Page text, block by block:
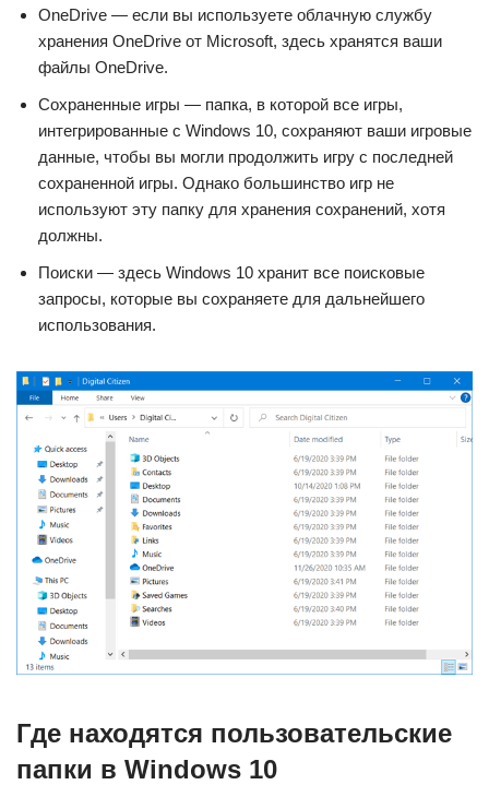
OneDrive — если вы используете облачную службу
хранения OneDrive от Microsoft, здесь хранятся ваши
файлы OneDrive.
Сохраненные игры — папка, в которой все игры,
интегрированные с Windows 10, сохраняют ваши игровые
данные, чтобы вы могли продолжить игру с последней
сохраненной игры. Однако большинство игр не
используют эту папку для хранения сохранений, хотя
должны.
Поиски — здесь Windows 10 хранит все поисковые
запросы, которые вы сохраняете для дальнейшего
использования.
Где находятся пользовательские
папки в Windows 10